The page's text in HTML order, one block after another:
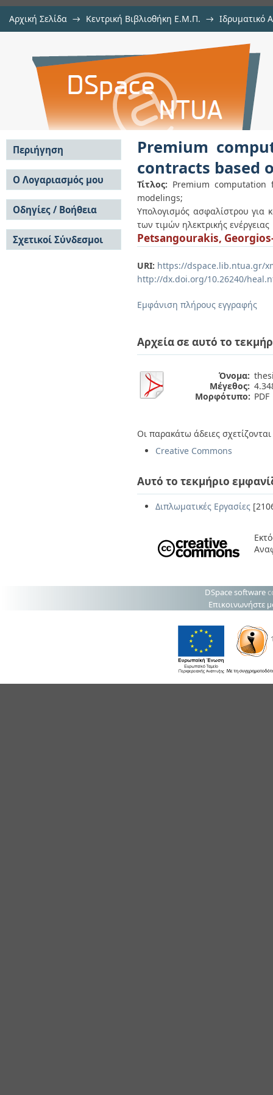
Αρχική Σελίδα → Κεντρική Βιβλιοθήκη Ε.Μ.Π. → Ιδρυματικό
Premium computation for
the electricity price modelings
Premium
contracts based
Τίτλος: Premium
modelings;
Υπολογισμός ασφαλίστρου για
των τιμών ηλεκτρικής ενέργειας
Petsangourakis,
URI: https://dspace.lib.ntua.gr/
http://dx.doi.org/10.26240/
Εμφάνιση πλήρους εγγραφής
Αρχεία σε αυτό το
Όνομα:
Μέγεθος:
Μορφότυπο: PDF
Οι παρακάτω άδειες
Creative Commons
Αυτό το τεκμήριο
Διπλωματικές Εργασίες
Περιήγηση
Σε όλο το DSpace
Κοινότητες & Συλλογές
Ανά Ημερομηνία
Έκδοσης
Συγγραφείς
Τίτλοι
Θέματα
Ο Λογαριασμός μου
Σύνδεση
Εγγραφή
Οδηγίες / Βοήθεια
Οδηγίες Υποβολής
Οδηγίες Χρήσης ΙΑ
Συχνές Ερωτήσεις
Σχετικοί Σύνδεσμοι
DSpace software
Επικοινωνήστε